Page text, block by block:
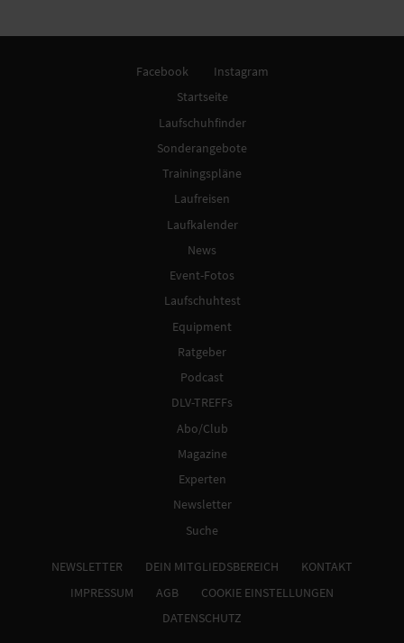
Facebook
Instagram
Startseite
Laufschuhfinder
Sonderangebote
Trainingspläne
Laufreisen
Laufkalender
News
Event-Fotos
Laufschuhtest
Equipment
Ratgeber
Podcast
DLV-TREFFs
Abo/Club
Magazine
Experten
Newsletter
Suche
NEWSLETTER DEIN MITGLIEDSBEREICH
KONTAKT
IMPRESSUM
AGB
COOKIE EINSTELLUNGEN
DATENSCHUTZ